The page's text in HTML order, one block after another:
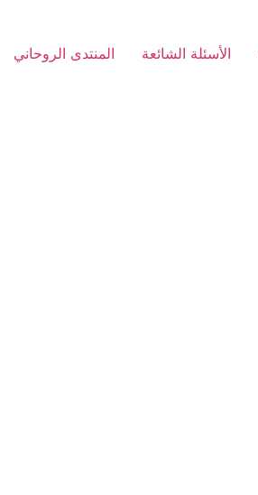
الأسئلة الشائعة المنتدى الروحاني